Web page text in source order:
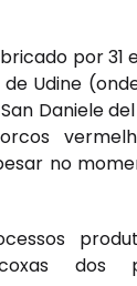
por 31
Udine
Daniele
no
dos